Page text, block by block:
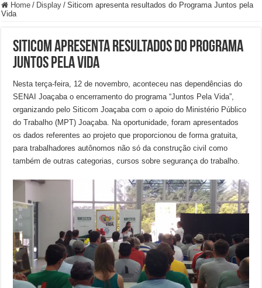
Home / Display / Siticom apresenta resultados do Programa Juntos pela
Vida
Siticom apresenta resultados do Programa
Juntos pela Vida
Nesta terça-feira, 12 de novembro, aconteceu nas dependências do
SENAI Joaçaba o encerramento do programa “Juntos Pela Vida”,
organizando pelo Siticom Joaçaba com o apoio do Ministério Público
do Trabalho (MPT) Joaçaba. Na oportunidade, foram apresentados
os dados referentes ao projeto que proporcionou de forma gratuita,
para trabalhadores autônomos não só da construção civil como
também de outras categorias, cursos sobre segurança do trabalho.